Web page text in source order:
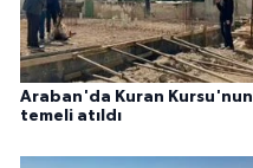
Araban'da Kuran Kursu'nun
temeli atıldı